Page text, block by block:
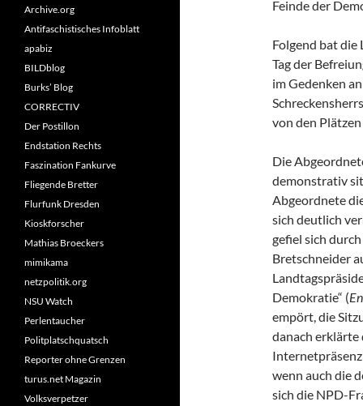
Feinde der
Folgend bat die
Tag der
im Gedenken
von den
Die
demonstrativ
Abgeordnete
sich deutlich
gefiel sich
Bretschneider
Demokratie“ (
empört, die
danach
wenn auch die
sich die NPD-
Archive.org
Antifaschistisches Infoblatt
apabiz
BILDblog
Burks’ Blog
CORRECTIV
Der Postillon
Endstation Rechts
Faszination Fankurve
Fliegende Bretter
Flurfunk Dresden
Kioskforscher
Mathias Broeckers
mimikama
netzpolitik.org
NSU Watch
Perlentaucher
Politplatschquatsch
Reporter ohne Grenzen
turus.net Magazin
Volksverpetzer